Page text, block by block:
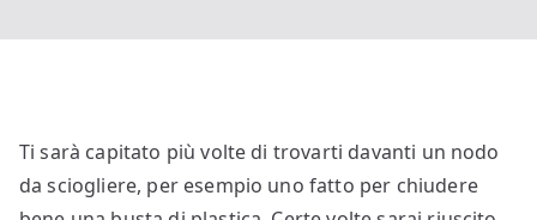
Ti sarà capitato più volte di trovarti davanti un nodo
da sciogliere, per esempio uno fatto per chiudere